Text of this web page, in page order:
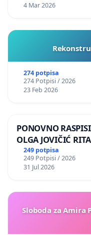
4 Mar 2026
274 potpisa
274 Potpisi / 2026
23 Feb 2026
PONOVNO
OLGA JOVIČIĆ
249 potpisa
249 Potpisi / 2026
31 Jul 2026
Sloboda za Amira